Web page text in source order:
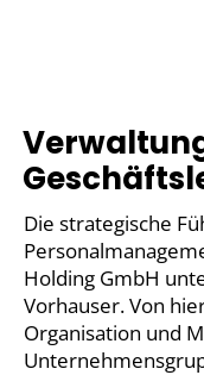
Die strategische
Holding GmbH
Vorhauser. Von
Organisation und